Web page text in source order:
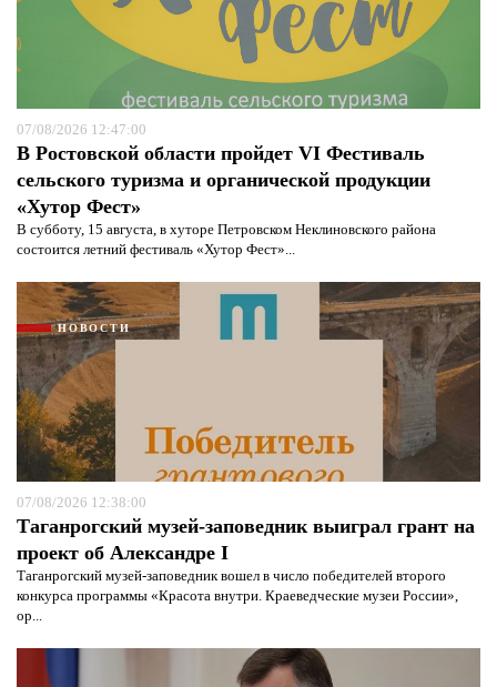
07/08/2026 12:47:00
В Ростовской области пройдет VI Фестиваль
сельского туризма и органической продукции
«Хутор Фест»
В субботу, 15 августа, в хуторе Петровском Неклиновского района
состоится летний фестиваль «Хутор Фест»...
НОВОСТИ
07/08/2026 12:38:00
Таганрогский музей-заповедник выиграл грант на
проект об Александре I
Таганрогский музей-заповедник вошел в число победителей второго
конкурса программы «Красота внутри. Краеведческие музеи России»,
ор...